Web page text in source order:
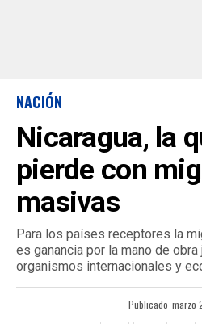
NACIÓN
Nicaragua, la
pierde con
masivas
Para los países receptores la
es ganancia por la mano de
organismos internacionales y
Publicado marzo